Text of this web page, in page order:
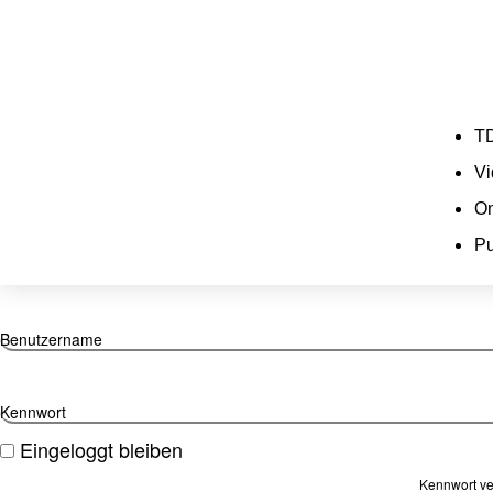
Benutzername
Kennwort
Eingeloggt bleiben
Kennwort